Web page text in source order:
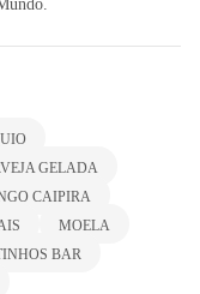
GELADA
CAIPIRA
MOELA
BAR